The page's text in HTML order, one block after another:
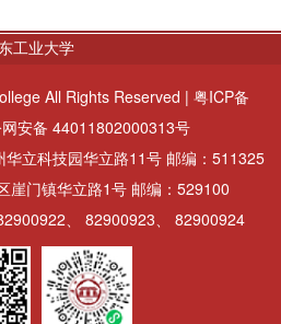
工业大学
All Rights Reserved | 粤ICP备
安备 44011802000313号
立科技园华立路11号 邮编：511325
崖门镇华立路1号 邮编：529100
、 82900923、 82900924